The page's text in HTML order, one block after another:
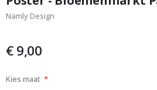
het
begin
afbeeldingen-
Namly Design
€ 9,00
Kies maat